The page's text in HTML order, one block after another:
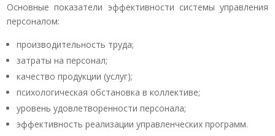
Основные показатели эффективности системы управления
персоналом:
производительность труда;
затраты на персонал;
качество продукции (услуг);
психологическая обстановка в коллективе;
уровень удовлетворенности персонала;
эффективность реализации управленческих программ.